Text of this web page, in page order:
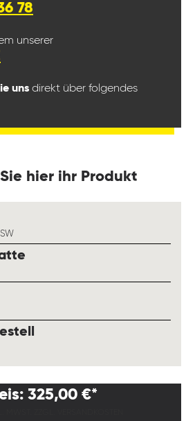
78
unserer
uns direkt über folgendes
hier ihr Produkt
325,00 €*